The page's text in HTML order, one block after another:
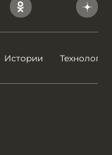
Истории Технологии